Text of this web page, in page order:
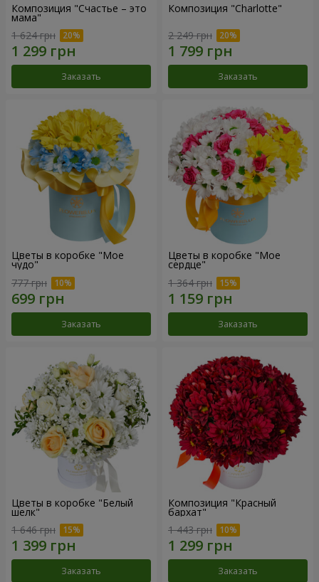
Композиция "Счастье – это
мама"
1 624 грн
Заказать
Композиция "Charlotte"
2 249 грн
Заказать
Цветы в коробке "Мое
чудо"
777 грн
Заказать
Цветы в коробке "Мое
сердце"
1 364 грн
Заказать
Цветы в коробке "Белый
шелк"
1 646 грн
Заказать
Композиция "Красный
бархат"
1 443 грн
Заказать